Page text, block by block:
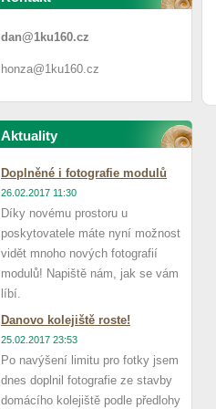
dan@1ku160.cz
honza@1ku160.cz
Aktuality
Doplněné i fotografie modulů
26.02.2017 11:30
Díky novému prostoru u
poskytovatele máte nyní možnost
vidět mnoho nových fotografií
modulů! Napiště nám, jak se vám
líbí.
Danovo kolejiště roste!
25.02.2017 23:53
Po navýšení limitu pro fotky jsem
dnes doplnil fotografie ze stavby
domácího kolejiště podle předlohy